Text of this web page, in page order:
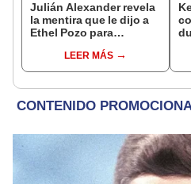
Julián Alexander revela
la mentira que le dijo a
Ethel Pozo para
hubiéramos salido”
LEER MÁS